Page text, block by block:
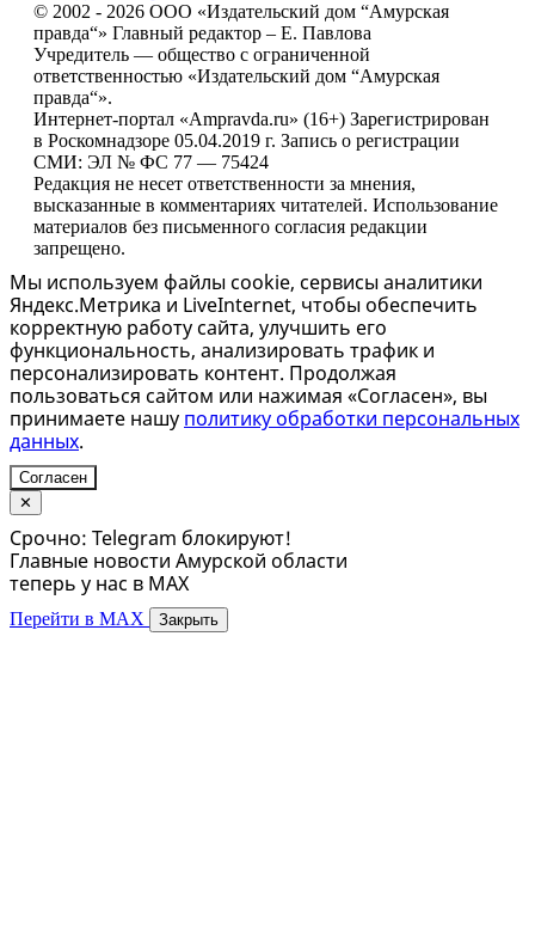
© 2002 - 2026 ООО «Издательский дом “Амурская
правда“» Главный редактор – Е. Павлова
Учредитель — общество с ограниченной
ответственностью «Издательский дом “Амурская
правда“».
Интернет-портал «Ampravda.ru» (16+) Зарегистрирован
в Роскомнадзоре 05.04.2019 г. Запись о регистрации
СМИ: ЭЛ № ФС 77 — 75424
Редакция не несет ответственности за мнения,
высказанные в комментариях читателей. Использование
материалов без письменного согласия редакции
запрещено.
Мы используем файлы cookie, сервисы аналитики
Яндекс.Метрика и LiveInternet, чтобы обеспечить
корректную работу сайта, улучшить его
функциональность, анализировать трафик и
персонализировать контент. Продолжая
пользоваться сайтом или нажимая «Согласен», вы
принимаете нашу политику обработки персональных
данных.
Согласен
✕
Срочно: Telegram блокируют!
Главные новости Амурской области
теперь у нас в MAX
Перейти в MAX Закрыть